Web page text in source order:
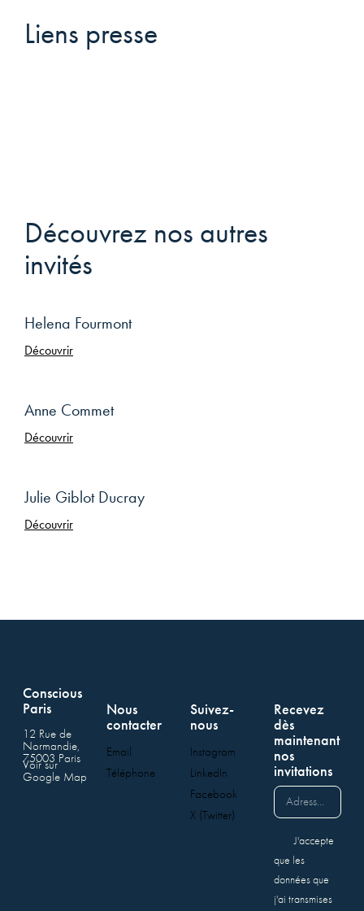
Liens presse
Découvrez nos autres
invités
Helena Fourmont
Découvrir
Anne Commet
Découvrir
Julie Giblot Ducray
Découvrir
Conscious
Paris
12 Rue de
Normandie,
75003 Paris
Voir sur
Google Map
Nous
contacter
Email
Téléphone
Suivez-
nous
Instagram
LinkedIn
Facebook
X (Twitter)
Recevez
dès
maintenant
nos
invitations
J'accepte
que les
données que
j'ai transmises